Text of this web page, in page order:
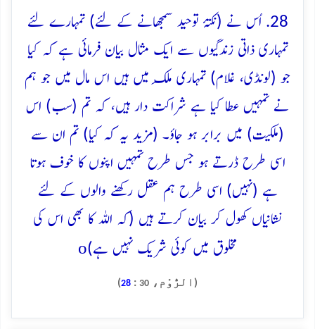
28. اُس نے (نکتۂ توحید سمجھانے کے لئے) تمہارے لئے
تمہاری ذاتی زندگیوں سے ایک مثال بیان فرمائی ہے کہ کیا
جو (لونڈی، غلام) تمہاری مِلک میں ہیں اس مال میں جو ہم
نے تمہیں عطا کیا ہے شراکت دار ہیں، کہ تم (سب) اس
(ملکیت) میں برابر ہو جاؤ۔ (مزید یہ کہ کیا) تم ان سے
اسی طرح ڈرتے ہو جس طرح تمہیں اپنوں کا خوف ہوتا
ہے (نہیں) اسی طرح ہم عقل رکھنے والوں کے لئے
نشانیاں کھول کر بیان کرتے ہیں (کہ اللہ کا بھی اس کی
مخلوق میں کوئی شریک نہیں ہے)o
(الرُّوْم، 30
:
28
)